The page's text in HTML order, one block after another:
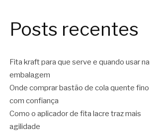
Posts recentes
Fita kraft para que serve e quando usar na
embalagem
Onde comprar bastão de cola quente fino
com confiança
Como o aplicador de fita lacre traz mais
agilidade